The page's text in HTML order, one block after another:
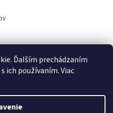
Ďalším prechádzaním
ich používaním. Viac